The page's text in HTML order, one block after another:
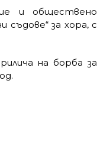
и обществено
съдове“ за хора, с
на борба за